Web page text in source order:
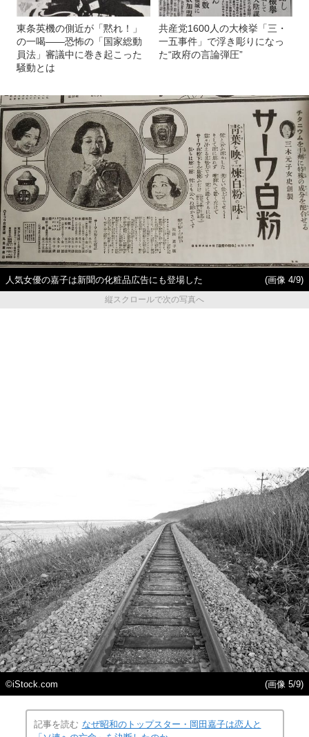
東条英機の側近が「黙れ！」
の一喝――恐怖の「国家総動
員法」審議中に巻き起こった
騒動とは
共産党1600人の大検挙「三・
一五事件」で浮き彫りになっ
た“政府の言論弾圧”
人気女優の嘉子は新聞の化粧品広告にも登場した
(画像 4/9)
縦スクロールで次の写真へ
©iStock.com (画像 5/9)
記事を読む なぜ昭和のトップスター・岡田嘉子は恋人と